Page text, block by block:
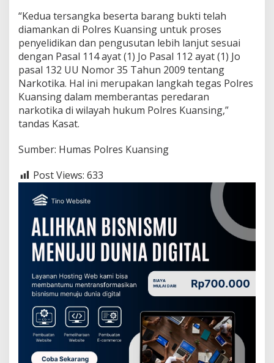
i
s
h
a
b
u
d
i
S
g
i
J
r
n
g
“Kedua tersangka beserta barang bukti telah
diamankan di Polres Kuansing untuk proses
penyelidikan dan pengusutan lebih lanjut sesuai
dengan Pasal 114 ayat (1) Jo Pasal 112 ayat (1) Jo
pasal 132 UU Nomor 35 Tahun 2009 tentang
Narkotika. Hal ini merupakan langkah tegas Polres
Kuansing dalam memberantas peredaran
narkotika di wilayah hukum Polres Kuansing,”
tandas Kasat.
Sumber: Humas Polres Kuansing
Post Views: 633